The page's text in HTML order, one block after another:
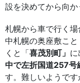
設を決めてから向か
札幌から車で行く場
中札幌の奥座敷こと
くと「喜茂別町」 に
中で左折国道257
す。難しいようで